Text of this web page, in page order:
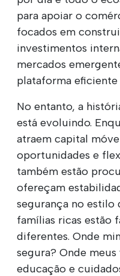
para apoiar o
focados em
investimentos
mercados
plataforma
No entanto, a
está evoluindo.
atraem capital
oportunidades e
também estão
ofereçam
segurança no estilo
famílias ricas estão
diferentes. Onde
segura? Onde
educação e